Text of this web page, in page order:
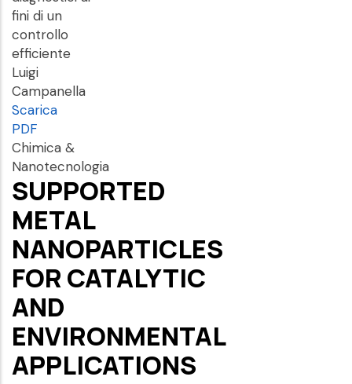
fini di un
controllo
efficiente
Luigi
Campanella
Scarica
PDF
Chimica &
Nanotecnologia
SUPPORTED
METAL
NANOPARTICLES
FOR CATALYTIC
AND
ENVIRONMENTAL
APPLICATIONS